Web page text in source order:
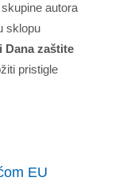
autora
sklopu
Dana zaštite
pristigle
EU